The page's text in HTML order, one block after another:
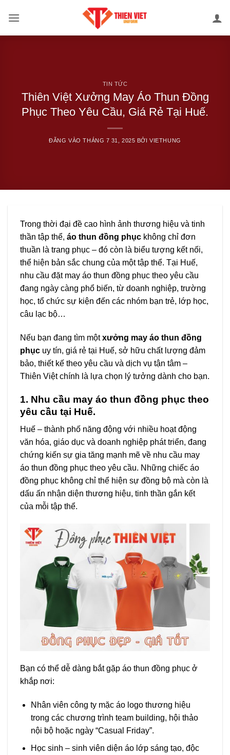
qua
TIN TỨC
Thiên Việt Xưởng May Áo Thun Đồng
Phục Theo Yêu Cầu, Giá Rẻ Tại Huế.
ĐĂNG VÀOTHÁNG 7 31, 2025 BỞIVIETHUNG
Trong thời đại đề cao hình ảnh thương hiệu và tinh
thần tập thể, áo thun đồng phục không chỉ đơn
thuần là trang phục – đó còn là biểu tượng kết nối,
thể hiện bản sắc chung của một tập thể. Tại Huế,
nhu cầu đặt may áo thun đồng phục theo yêu cầu
đang ngày càng phổ biến, từ doanh nghiệp, trường
học, tổ chức sự kiện đến các nhóm bạn trẻ, lớp học,
câu lạc bộ…
Nếu bạn đang tìm mộtxưởng may áo thun đồng
phục uy tín, giá rẻ tại Huế, sở hữu chất lượng đảm
bảo, thiết kế theo yêu cầu và dịch vụ tận tâm –
Thiên Việt chính là lựa chọn lý tưởng dành cho bạn.
1. Nhu cầu may áo thun đồng phục theo
yêu cầu tại Huế.
Huế – thành phố năng động với nhiều hoạt động
văn hóa, giáo dục và doanh nghiệp phát triển, đang
chứng kiến sự gia tăng mạnh mẽ về nhu cầu may
áo thun đồng phục theo yêu cầu. Những chiếc áo
đồng phục không chỉ thể hiện sự đồng bộ mà còn là
dấu ấn nhận diện thương hiệu, tinh thần gắn kết
của mỗi tập thể.
Bạn có thể dễ dàng bắt gặp áo thun đồng phục ở
khắp nơi:
Nhân viên công ty mặc áo logo thương hiệu
trong các chương trình team building, hội thảo
nội bộ hoặc ngày “Casual Friday”.
Học sinh – sinh viên diện áo lớp sáng tạo, độc